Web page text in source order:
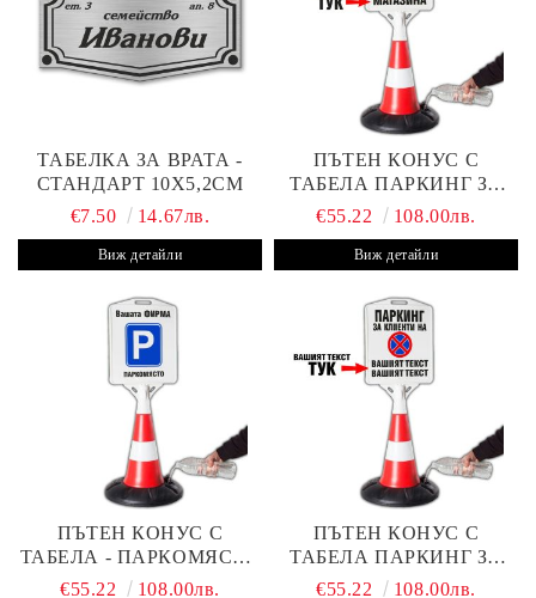
ТАБЕЛКА ЗА ВРАТА -
СТАНДАРТ 10Х5,2СМ
€7.50
14.67лв.
Виж детайли
ПЪТЕН КОНУС С
ТАБЕЛА ПАРКИНГ ЗА
КЛИЕНТИ
€55.22 108.00лв.
Виж детайли
ПЪТЕН КОНУС С
ТАБЕЛА - ПАРКОМЯСТО
(С ВАШАТА ФИРМА)
€55.22 108.00лв.
ПЪТЕН КОНУС С
ТАБЕЛА ПАРКИНГ ЗА
КЛИЕНТИ С ВАШ ТЕКСТ
€55.22 108.00лв.